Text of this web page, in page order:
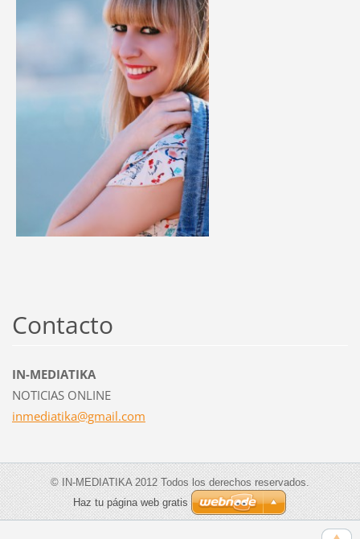
Contacto
IN-MEDIATIKA
NOTICIAS ONLINE
inmediatika@gmail.com
© IN-MEDIATIKA 2012 Todos los derechos reservados.
Haz tu página web gratis